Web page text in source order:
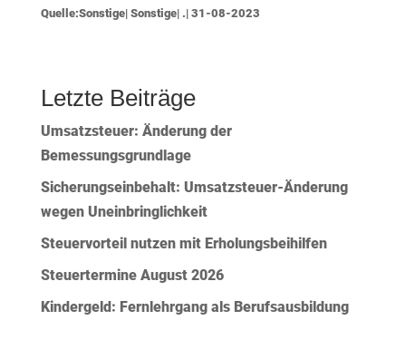
Quelle:Sonstige| Sonstige| .| 31-08-2023
Letzte Beiträge
Umsatzsteuer: Änderung der
Bemessungsgrundlage
Sicherungseinbehalt: Umsatzsteuer-Änderung
wegen Uneinbringlichkeit
Steuervorteil nutzen mit Erholungsbeihilfen
Steuertermine August 2026
Kindergeld: Fernlehrgang als Berufsausbildung